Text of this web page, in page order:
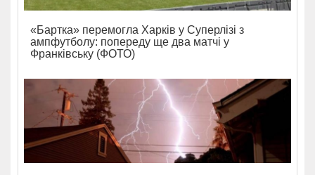
«Бартка» перемогла Харків у Суперлізі з
ампфутболу: попереду ще два матчі у
Франківську (ФОТО)